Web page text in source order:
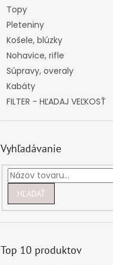
Topy
Pleteniny
Košele, blúzky
Nohavice, rifle
Súpravy, overaly
Kabáty
FILTER - HĽADAJ VEĽKOSŤ
Vyhľadávanie
HĽADAŤ
Top 10 produktov